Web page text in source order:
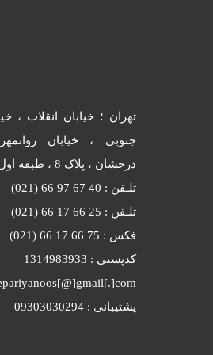
تهران ؛ خیابان انقلاب ،
جنوبی ، خیابان
درخشان ، پلاک 8 ، طبقه اول.
تلـفن : 40 67 97 66 (021)
تلـفن : 25 66 17 66 (021)
فکس : 75 66 17 66 (021)
کدپستی : 1314983933
پشتیبانی : 09303030294